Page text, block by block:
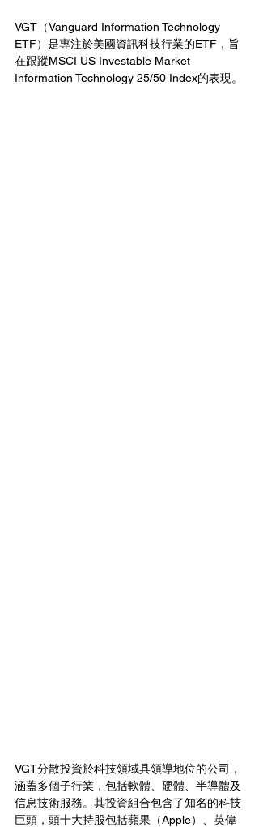
VGT（Vanguard Information Technology
ETF）是專注於美國資訊科技行業的ETF，旨
在跟蹤MSCI US Investable Market
Information Technology 25/50 Index的表現。
VGT分散投資於科技領域具領導地位的公司，
涵蓋多個子行業，包括軟體、硬體、半導體及
信息技術服務。其投資組合包含了知名的科技
巨頭，頭十大持股包括蘋果（Apple）、英偉